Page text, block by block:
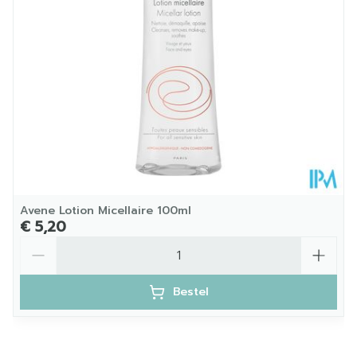
Kamertemperatuur (15°C -
Avene Lotion Micellaire 100ml
€ 5,20
Bestel